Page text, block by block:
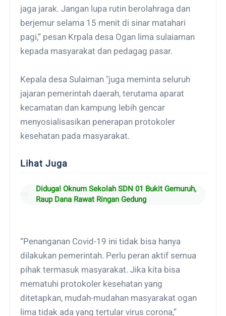
jaga jarak. Jangan lupa rutin berolahraga dan
berjemur selama 15 menit di sinar matahari
pagi,” pesan Krpala desa Ogan lima sulaiaman
kepada masyarakat dan pedagag pasar.
Kepala desa Sulaiman "juga meminta seluruh
jajaran pemerintah daerah, terutama aparat
kecamatan dan kampung lebih gencar
menyosialisasikan penerapan protokoler
kesehatan pada masyarakat.
Lihat Juga
Diduga! Oknum Sekolah SDN 01 Bukit Gemuruh,
Raup Dana Rawat Ringan Gedung
“Penanganan Covid-19 ini tidak bisa hanya
dilakukan pemerintah. Perlu peran aktif semua
pihak termasuk masyarakat. Jika kita bisa
mematuhi protokoler kesehatan yang
ditetapkan, mudah-mudahan masyarakat ogan
lima tidak ada yang tertular virus corona,”